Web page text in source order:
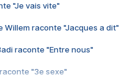
"Je vais vite"
Willem raconte "Jacques a dit"
raconte "Entre nous"
"3e sexe"